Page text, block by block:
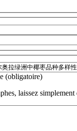
(obligatoire)
laissez